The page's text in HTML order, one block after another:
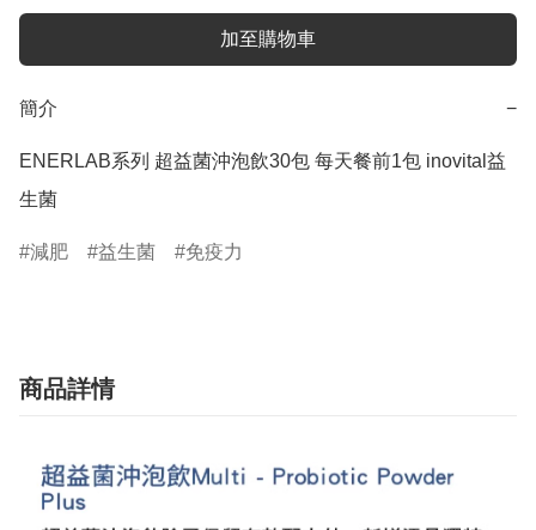
加至購物車
簡介 −
ENERLAB系列 超益菌沖泡飲30包 每天餐前1包 inovital益
生菌
減肥 益生菌 免疫力
商品詳情